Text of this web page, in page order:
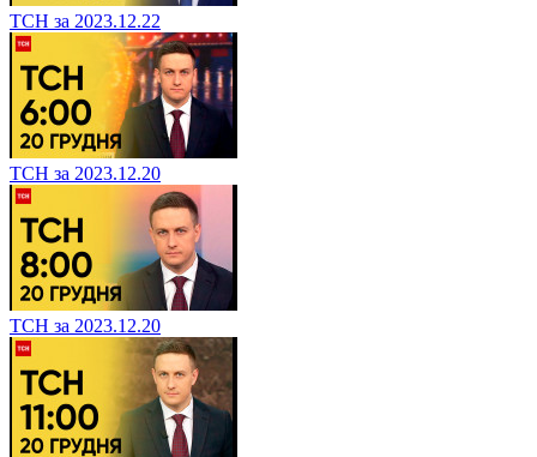
ТСН за 2023.12.22
ТСН за 2023.12.20
ТСН за 2023.12.20